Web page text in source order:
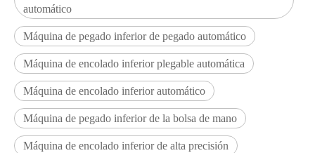
automático
Máquina de pegado inferior de pegado automático
Máquina de encolado inferior plegable automática
Máquina de encolado inferior automático
Máquina de pegado inferior de la bolsa de mano
Máquina de encolado inferior de alta precisión